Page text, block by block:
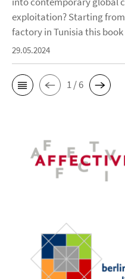
exploitation? Starting
factory in Tunisia this book
29.05.2024
1 / 6